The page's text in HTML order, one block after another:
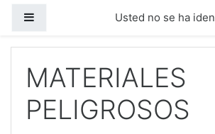
Usted no se ha
MATERIALES
PELIGROSOS